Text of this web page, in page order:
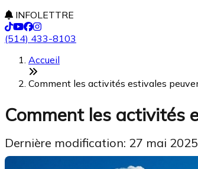
INFOLETTRE
(514) 433-8103
Accueil
Comment les activités estivales
Comment les activités
Dernière modification: 27 mai 2025